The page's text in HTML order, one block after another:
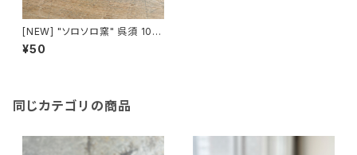
[NEW] "ソロソロ窯" 呉須 10.5
㎝ 花瓶 made in HOKKAIDO
¥50
同じカテゴリの商品